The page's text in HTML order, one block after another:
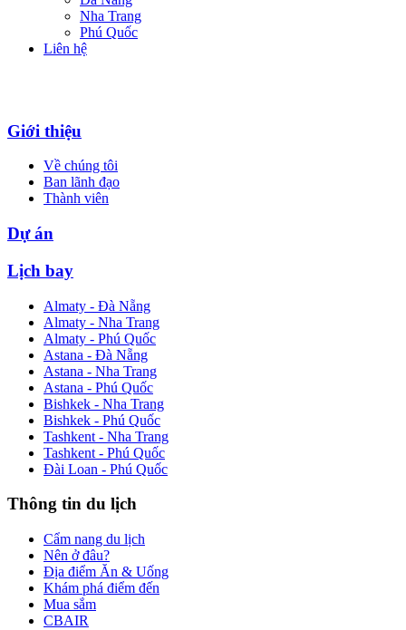
Nha Trang
Phú Quốc
Liên hệ
Giới thiệu
Về chúng tôi
Ban lãnh đạo
Thành viên
Dự án
Lịch bay
Almaty - Đà Nẵng
Almaty - Nha Trang
Almaty - Phú Quốc
Astana - Đà Nẵng
Astana - Nha Trang
Astana - Phú Quốc
Bishkek - Nha Trang
Bishkek - Phú Quốc
Tashkent - Nha Trang
Tashkent - Phú Quốc
Đài Loan - Phú Quốc
Thông tin du lịch
Cẩm nang du lịch
Nên ở đâu?
Địa điểm Ăn & Uống
Khám phá điểm đến
Mua sắm
CBAIR